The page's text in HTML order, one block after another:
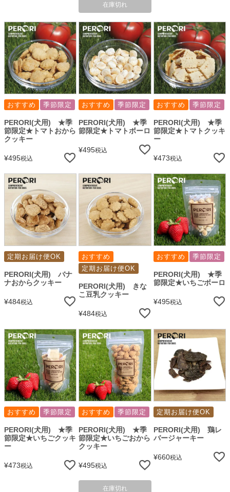
在庫切れ
おすすめ 季節限定
PERORI(犬用) ★季
節限定★トマトおから
クッキー
¥495税込
おすすめ 季節限定
PERORI(犬用) ★季
節限定★トマトボーロ
¥495税込
おすすめ 季節限定
PERORI(犬用) ★季
節限定★トマトクッキ
ー
¥473税込
定期お届け便OK
PERORI(犬用) バナ
ナおからクッキー
¥484税込
おすすめ
定期お届け便OK
PERORI(犬用) きな
こ豆乳クッキー
¥484税込
おすすめ 季節限定
PERORI(犬用) ★季
節限定★いちごボーロ
¥495税込
おすすめ 季節限定
PERORI(犬用) ★季
節限定★いちごクッキ
ー
¥473税込
おすすめ 季節限定
PERORI(犬用) ★季
節限定★いちごおから
クッキー
¥495税込
在庫切れ
定期お届け便OK
PERORI(犬用) 鶏レ
バージャーキー
¥660税込